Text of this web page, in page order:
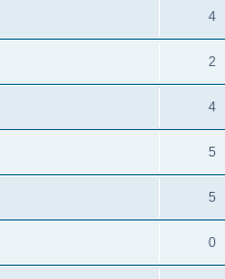
4
2
4
5
5
0